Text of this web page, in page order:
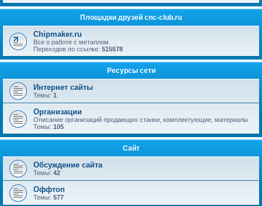
Площадки друзей cnc-club.ru
Chipmaker.ru
Все о работе с металлом
Переходов по ссылке: 515578
Ресурсы сети
Интернет сайты
Темы: 1
Организации
Описание организаций продающих станки, комплектующие, материалы
Темы: 105
Сайт
Обсуждение сайта
Темы: 42
Оффтоп
Темы: 577